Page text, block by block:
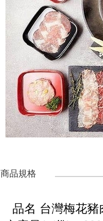
商品規格
品名 台灣梅花豬